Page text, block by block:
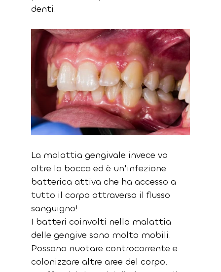
denti.
La malattia gengivale invece va
oltre la bocca ed è un'infezione
batterica attiva che ha accesso a
tutto il corpo attraverso il flusso
sanguigno!
I batteri coinvolti nella malattia
delle gengive sono molto mobili.
Possono nuotare controcorrente e
colonizzare altre aree del corpo.